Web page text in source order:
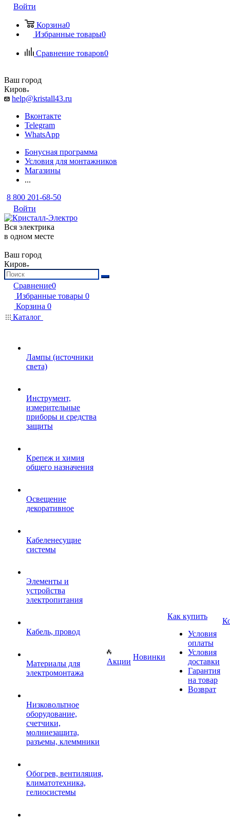
Войти
Корзина0
Избранные товары0
Сравнение товаров0
Ваш город
Киров
help@kristall43.ru
Вконтакте
Telegram
WhatsApp
Бонусная программа
Условия для монтажников
Магазины
...
8 800 201-68-50
Войти
Вся электрика
в одном месте
Ваш город
Киров
Сравнение0
Избранные товары 0
Корзина 0
Каталог
Лампы (источники
света)
Инструмент,
измерительные
приборы и средства
защиты
Крепеж и химия
общего назначения
Освещение
декоративное
Кабеленесущие
системы
Элементы и
устройства
электропитания
Кабель, провод
Материалы для
электромонтажа
Низковольтное
оборудование,
счетчики,
молниезащита,
разъемы, клеммники
Обогрев, вентиляция,
климатотехника,
гелиосистемы
Акции
Новинки
Как купить
Условия
оплаты
Условия
доставки
Гарантия
на товар
Возврат